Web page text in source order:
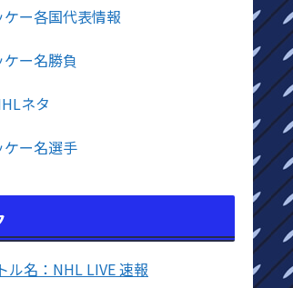
ケー各国代表情報
ー名勝負
ネタ
ケー名選手
ル名：NHL LIVE 速報